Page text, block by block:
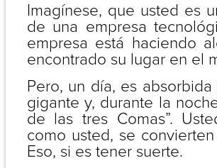
Imagínese, que usted es
de una empresa
empresa está haciendo
encontrado su lugar en el
Pero, un día, es
gigante y, durante la
de las tres Comas”.
como usted, se
Eso, si es tener suerte.